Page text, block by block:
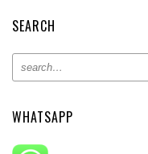
SEARCH
WHATSAPP